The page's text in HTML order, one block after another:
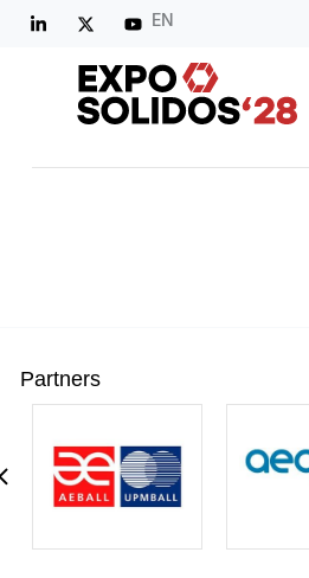
EN
Partners